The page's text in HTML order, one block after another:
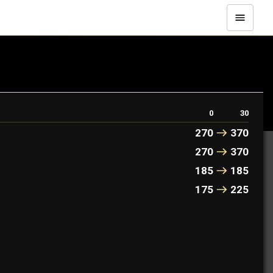
0 30
270
370
270
370
185
185
175
225